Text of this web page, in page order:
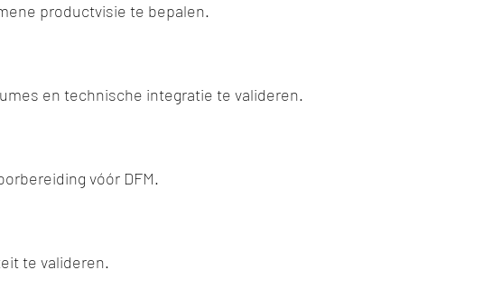
productvisie te bepalen.
en technische integratie te valideren.
vóór DFM.
te valideren.